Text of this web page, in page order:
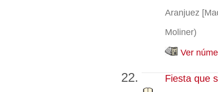
Aranjuez
Moliner)
Ver
Fiesta que